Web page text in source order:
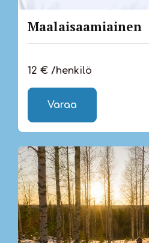
Maalaisaamiainen
12 € /henkilö
Varaa